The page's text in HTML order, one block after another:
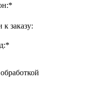
*
заказу:
*